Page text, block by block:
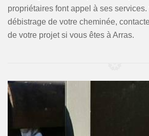
propriétaires font appel à ses
débistrage de votre cheminée,
de votre projet si vous êtes à Arras.